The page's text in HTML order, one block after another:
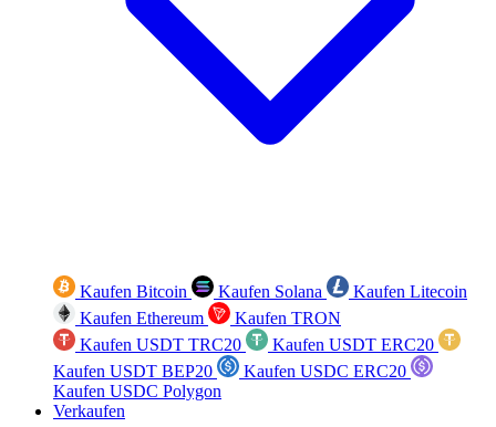
Kaufen Bitcoin Kaufen Solana
Kaufen Litecoin
Kaufen Ethereum
Kaufen TRON
Kaufen USDT TRC20
Kaufen USDT ERC20
Kaufen USDT BEP20
Kaufen USDC ERC20
Kaufen USDC Polygon
Verkaufen